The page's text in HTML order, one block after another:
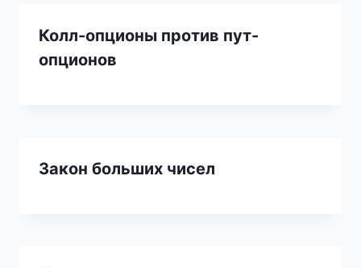
Колл-опционы против пут-
опционов
Закон больших чисел